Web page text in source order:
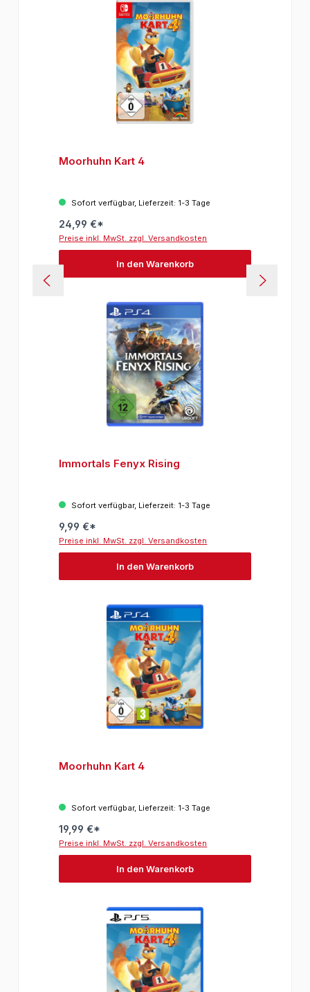
Moorhuhn Kart 4
Sofort verfügbar, Lieferzeit: 1-3 Tage
24,99 €*
Preise inkl. MwSt. zzgl. Versandkosten
In den Warenkorb
Immortals Fenyx Rising
Sofort verfügbar, Lieferzeit: 1-3 Tage
9,99 €*
Preise inkl. MwSt. zzgl. Versandkosten
In den Warenkorb
Moorhuhn Kart 4
Sofort verfügbar, Lieferzeit: 1-3 Tage
19,99 €*
Preise inkl. MwSt. zzgl. Versandkosten
In den Warenkorb